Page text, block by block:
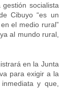
socialista
Cibuyo “es un
el medio rural”
al mundo rural,
en la Junta
para exigir a la
y que,